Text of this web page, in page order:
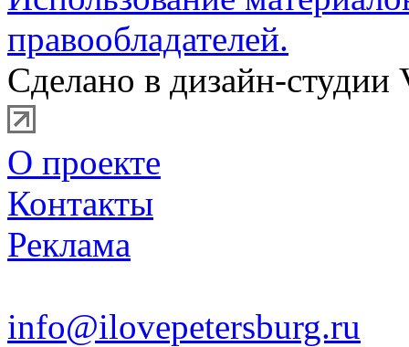
правообладателей.
Сделано в дизайн-студии
О проекте
Контакты
Реклама
info@ilovepetersburg.ru